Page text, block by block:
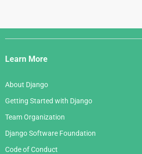
Django
Links
Learn More
About Django
Getting Started with Django
Team Organization
Django Software Foundation
Code of Conduct